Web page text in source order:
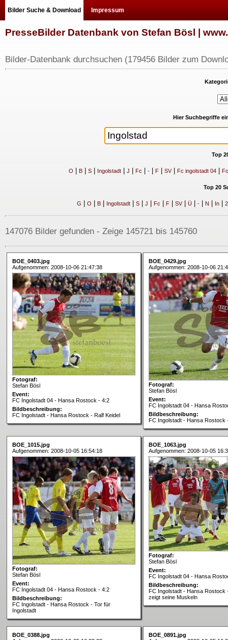
Bilder Suche & Download Impressum
PresseBilder Datenbank von Stefan Bösl |
Bilder-Datenbank durchsuchen (179456 Bilder zum
Hier Suchbegriffe
Top
O B| S| Ingolstadt| J Fc -| F| SV| Fc ingolstadt 04|
Top 20
G O B| Ingolstadt| S| J Fc F| SV| Ü| -| N In| 2
147076 Bilder gefunden - Zeige 145721 bis 145760
BOE_0403.jpg
Aufgenommen: 2008-10-06 21:47:38
Fotograf:
Stefan Bösl
Event:
FC Ingolstadt 04 - Hansa Rostock - 4:2
Bildbeschreibung:
FC Ingolstadt - Hansa Rostock - Ralf Keidel
BOE_0429.jpg
Aufgenommen: 2008-10-06
Fotograf:
Stefan Bösl
Event:
FC Ingolstadt 04 - Hansa
Bildbeschreibung:
FC Ingolstadt - Hansa Rostock
BOE_1015.jpg
Aufgenommen: 2008-10-05 16:54:18
Fotograf:
Stefan Bösl
Event:
FC Ingolstadt 04 - Hansa Rostock - 4:2
Bildbeschreibung:
FC Ingolstadt - Hansa Rostock - Tor für
Ingolstadt
BOE_1063.jpg
Aufgenommen: 2008-10-05
Fotograf:
Stefan Bösl
Event:
FC Ingolstadt 04 - Hansa
Bildbeschreibung:
FC Ingolstadt - Hansa Rostock
zeigt seine Muskeln
BOE_0388.jpg
BOE_0891.jpg